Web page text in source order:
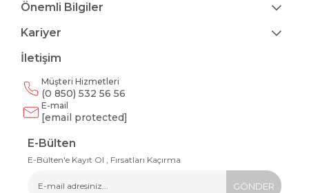
Önemli Bilgiler
Kariyer
İletişim
Müşteri Hizmetleri
(0 850) 532 56 56
E-mail
[email protected]
E-Bülten
E-Bülten'e Kayıt Ol , Fırsatları Kaçırma
GÖNDER